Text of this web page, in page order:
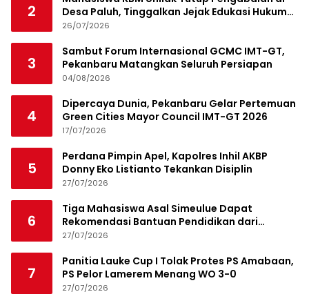
2
Desa Paluh, Tinggalkan Jejak Edukasi Hukum
dan Aksi Sosial
26/07/2026
3
Sambut Forum Internasional GCMC IMT-GT,
Pekanbaru Matangkan Seluruh Persiapan
04/08/2026
4
Dipercaya Dunia, Pekanbaru Gelar Pertemuan
Green Cities Mayor Council IMT-GT 2026
17/07/2026
5
Perdana Pimpin Apel, Kapolres Inhil AKBP
Donny Eko Listianto Tekankan Disiplin
27/07/2026
6
Tiga Mahasiswa Asal Simeulue Dapat
Rekomendasi Bantuan Pendidikan dari
Jamaluddin Idham
27/07/2026
7
Panitia Lauke Cup I Tolak Protes PS Amabaan,
PS Pelor Lamerem Menang WO 3-0
27/07/2026